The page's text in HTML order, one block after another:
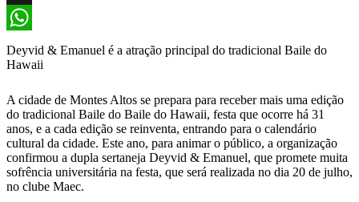
X
WhatsApp
Deyvid & Emanuel é a atração principal do tradicional Baile do
Hawaii
A cidade de Montes Altos se prepara para receber mais uma edição
do tradicional Baile do Baile do Hawaii, festa que ocorre há 31
anos, e a cada edição se reinventa, entrando para o calendário
cultural da cidade. Este ano, para animar o público, a organização
confirmou a dupla sertaneja Deyvid & Emanuel, que promete muita
sofrência universitária na festa, que será realizada no dia 20 de julho,
no clube Maec.